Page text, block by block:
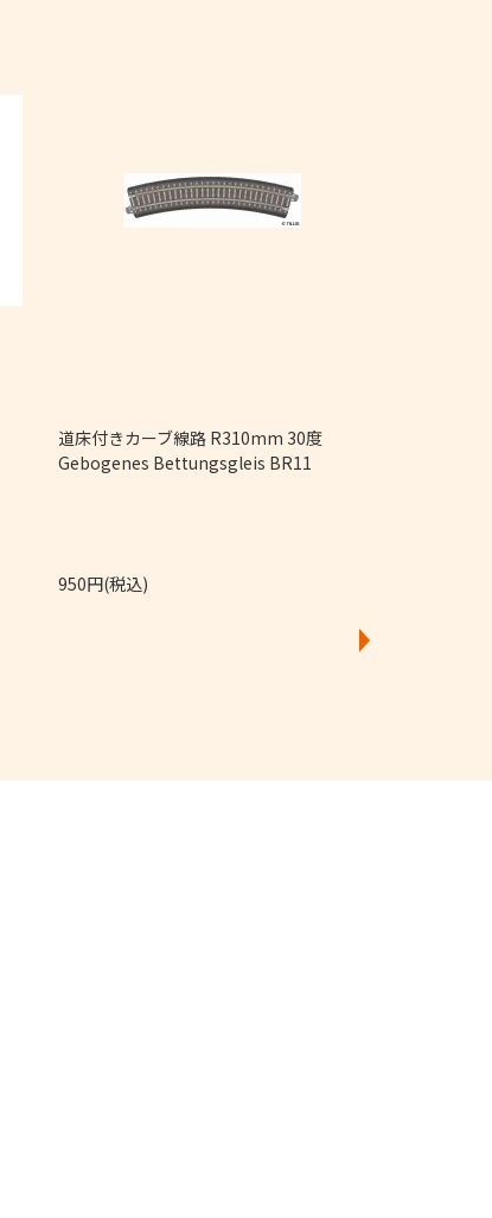
道床付きカーブ線路 R310mm 30度
Gebogenes Bettungsgleis BR11
950円(税込)